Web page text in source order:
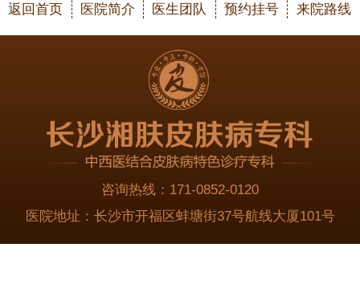
返回首页 医院简介 医生团队 预约挂号 来院路线
咨询热线： 171-0852-0120
医院地址： 长沙市开福区蚌塘街37号航线大厦101号